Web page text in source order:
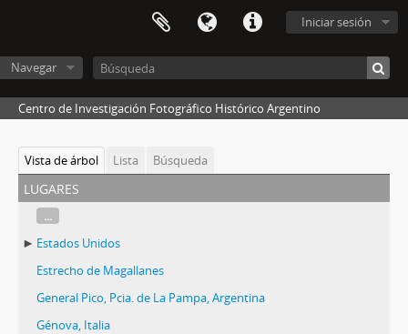
Iniciar sesión
Navegar
Centro de Investigación Fotográfico Histórico Argentino
Vista de árbol Lista Búsqueda
lugares
...
Estados Unidos
Estrecho de Magallanes
General Pico, Pcia. de La Pampa, Argentina
Génova, Italia